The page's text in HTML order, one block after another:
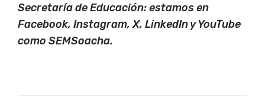
Secretaría de Educación: estamos en
Facebook, Instagram, X, LinkedIn y YouTube
como SEMSoacha.